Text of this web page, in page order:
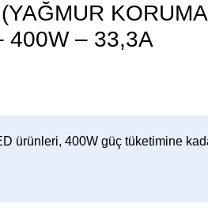
400W – 33,3A
ürünleri, 400W güç tüketimine